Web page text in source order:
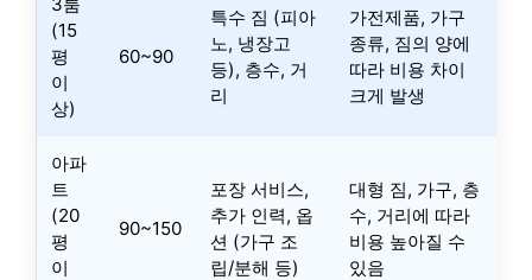
(15
평
이
상)
60~90
특수 짐 (피아
노, 냉장고
등), 층수, 거
리
가전제품, 가구
종류, 짐의 양에
따라 비용 차이
크게 발생
아파
트
(20
평
이
90~150
포장 서비스,
추가 인력, 옵
션 (가구 조
립/분해 등)
대형 짐, 가구, 층
수, 거리에 따라
비용 높아질 수
있음